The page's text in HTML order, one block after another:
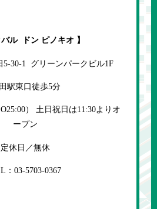
バル ドン ピノキオ 】
5-30-1 グリーンパークビル1F
駅東口徒歩5分
） 土日祝日は11:30よりオ
ープン
定休日／無休
：03-5703-0367